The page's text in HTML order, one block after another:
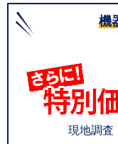
機
現地調査